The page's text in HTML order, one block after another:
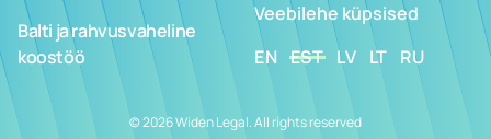
Balti ja rahvusvaheline
koostöö
Veebilehe küpsised
EN EST LV LT RU
© 2026 Widen Legal. All rights reserved